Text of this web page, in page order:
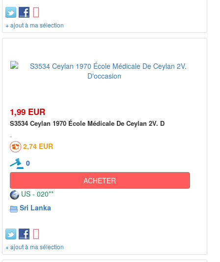
+ ajout à ma sélection
1,99 EUR
S3534 Ceylan 1970 École Médicale De Ceylan 2V. D
2,74 EUR
0
ACHETER
US - 020**
Sri Lanka
+ ajout à ma sélection